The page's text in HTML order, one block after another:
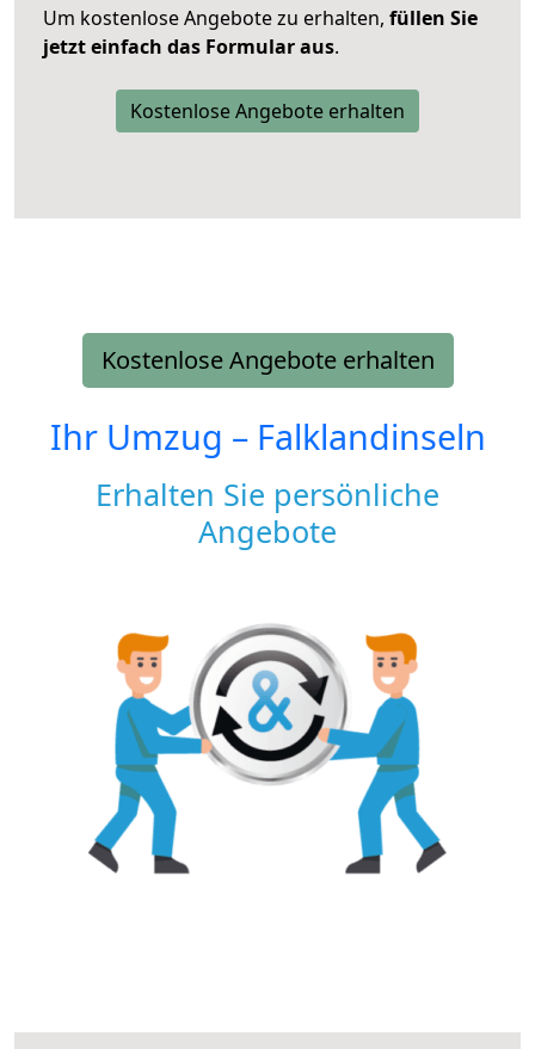
Um kostenlose Angebote zu erhalten, füllen Sie
jetzt einfach das Formular aus.
Kostenlose Angebote erhalten
Kostenlose Angebote erhalten
Ihr Umzug – Falklandinseln
Erhalten Sie persönliche
Angebote